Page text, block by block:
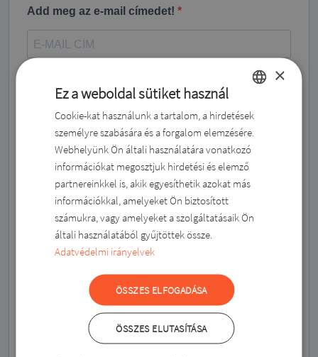
Add meg az e-mail címedet!
Íratkozz fel a hírlevelünkre és értesülj az újdonságokról!
Szeretnék hírlevelet kapni, és elfogadom az
adatvédelmi szabályzatot
Bármikor leíratkozhatsz a hírlevélről.
FELÍRATKOZÁS
HUNGARIAN
ROMANIAN
ENGLISH
DUTCH
×
Ez a weboldal sütiket használ
Cookie-kat használunk a tartalom, a hirdetések
személyre szabására és a forgalom elemzésére.
Webhelyünk Ön általi használatára vonatkozó
információkat megosztjuk hirdetési és elemző
partnereinkkel is, akik egyesíthetik azokat más
információkkal, amelyeket Ön biztosított
számukra, vagy amelyeket a szolgáltatásaik Ön
általi használatából gyűjtöttek össze.
Adatvédelmi irányelvek
ÖSSZES ELFOGADÁSA
ÖSSZES ELUTASÍTÁSA